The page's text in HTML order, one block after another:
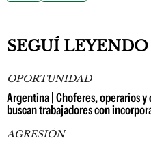
SEGUÍ LEYENDO
OPORTUNIDAD
Argentina | Choferes, operarios
buscan trabajadores con
AGRESIÓN